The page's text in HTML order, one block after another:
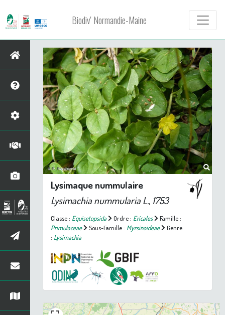
Biodiv' Normandie-Maine
Lysimaque nummulaire
Lysimachia nummularia L., 1753
Classe : Equisetopsida Ordre : Ericales
Famille :
Primulaceae
Sous-Famille : Myrsinoideae
Genre
: Lysimachia